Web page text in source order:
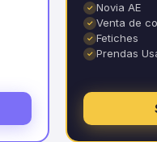
✓ Novia AE
✓ Venta de
✓ Fetiches
✓ Prendas